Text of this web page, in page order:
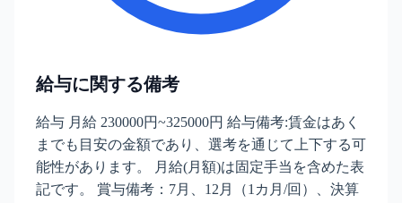
給与に関する備考
給与 月給 230000円~325000円 給与備考:賃金はあく
までも目安の金額であり、選考を通じて上下する可
能性があります。 月給(月額)は固定手当を含めた表
記です。 賞与備考：7月、12月（1カ月/回）、決算